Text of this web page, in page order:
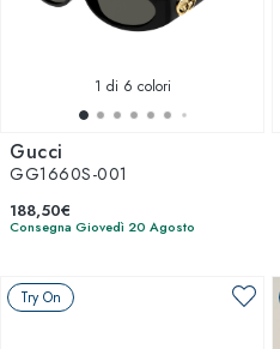
1 di 6 colori
Gucci
GG1660S-001
188,50€
Consegna Giovedì 20 Agosto
Try On